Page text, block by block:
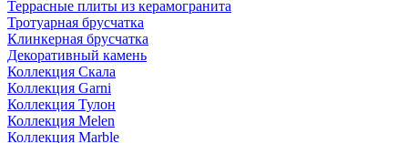
Террасные плиты из керамогранита
Тротуарная брусчатка
Клинкерная брусчатка
Декоративный камень
Коллекция Скала
Коллекция Garni
Коллекция Тулон
Коллекция Melen
Коллекция Marble